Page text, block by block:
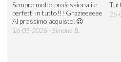
Sempre molto professionali e
perfetti in tutto!!! Grazieeeeee
Al prossimo acquisto!😉
16-05-2026 - Simona B.
25-